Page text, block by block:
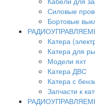
Силовые
Бортовые
Катера
Катера для
Модели яхт
Катера ДВС
Катера с
Запчасти к